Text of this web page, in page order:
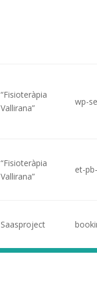
“Fisioteràpia
Vallirana”
wp-
“Fisioteràpia
Vallirana”
et-
Saasproject